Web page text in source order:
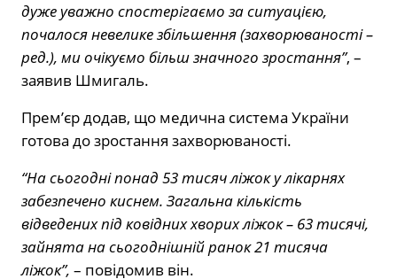
дуже уважно спостерігаємо за ситуацією,
почалося невелике збільшення (захворюваності –
ред.), ми очікуємо більш значного зростання”, –
заявив Шмигаль.
Прем’єр додав, що медична система України
готова до зростання захворюваності.
“На сьогодні понад 53 тисяч ліжок у лікарнях
забезпечено киснем. Загальна кількість
відведених під ковідних хворих ліжок – 63 тисячі,
зайнята на сьогоднішній ранок 21 тисяча
ліжок”, – повідомив він.